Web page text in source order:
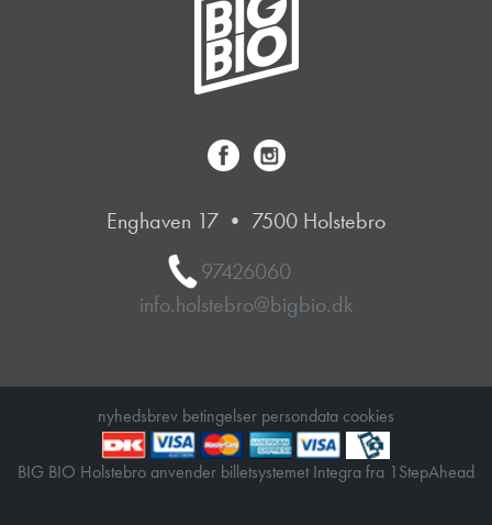
Enghaven 17 • 7500 Holstebro
97426060
info.holstebro@bigbio.dk
nyhedsbrev betingelser persondatacookies
BIG BIO Holstebro anvender billetsystemet Integrafra 1StepAhead